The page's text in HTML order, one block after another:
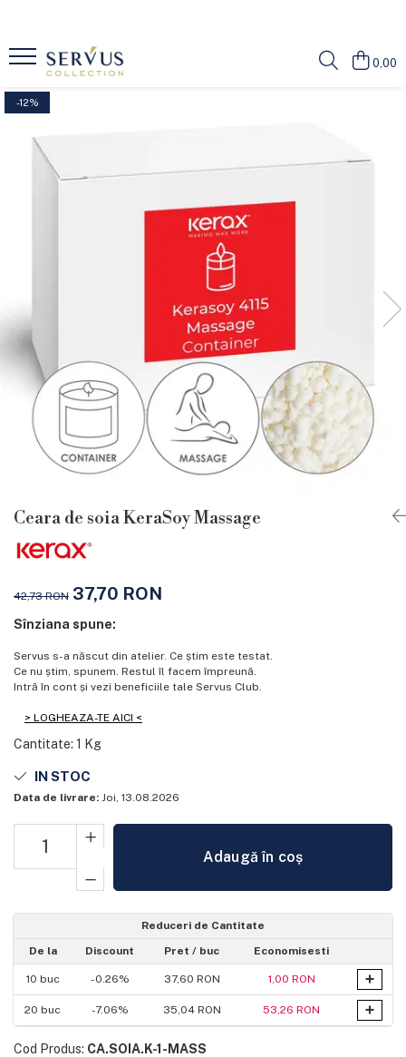
0,00
Ceara de soia KeraSoy Massage
-12%
42,73 RON 37,70 RON
Sînziana spune:
Servus s-a născut din atelier. Ce știm este testat.
Ce nu știm, spunem. Restul îl facem împreună.
Intră în cont și vezi beneficiile tale Servus Club.
> LOGHEAZA-TE AICI <
Cantitate: 1 Kg
IN STOC
Data de livrare: Joi, 13.08.2026
Adaugă în coș
Reduceri de Cantitate
De la
Discount Pret / buc Economisesti
10 buc -0.26% 37,60 RON 1,00 RON +
20 buc -7.06% 35,04 RON 53,26 RON +
Cod Produs: CA.SOIA.K-1-MASS